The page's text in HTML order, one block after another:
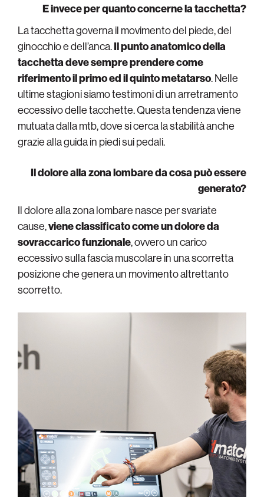
E invece per quanto concerne la tacchetta?
La tacchetta governa il movimento del piede, del
ginocchio e dell’anca.Il punto anatomico della
tacchetta deve sempre prendere come
riferimento il primo ed il quinto metatarso. Nelle
ultime stagioni siamo testimoni di un arretramento
eccessivo delle tacchette. Questa tendenza viene
mutuata dalla mtb, dove si cerca la stabilità anche
grazie alla guida in piedi sui pedali.
Il dolore alla zona lombare da cosa può essere
generato?
Il dolore alla zona lombare nasce per svariate
cause,viene classificato come un dolore da
sovraccarico funzionale, ovvero un carico
eccessivo sulla fascia muscolare in una scorretta
posizione che genera un movimento altrettanto
scorretto.